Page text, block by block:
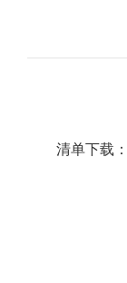
清单下载：